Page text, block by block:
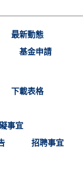
最新動態
基金申請
下載表格
事宜
招聘事宜